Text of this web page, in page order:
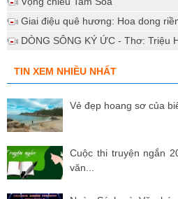
Giai điệu quê hương: Hoa dong
DÒNG SÔNG KÝ ỨC - Thơ: Triệu
TIN XEM NHIỀU NHẤT
Vẻ đẹp hoang sơ của
Cuộc thi truyện ngắn
văn...